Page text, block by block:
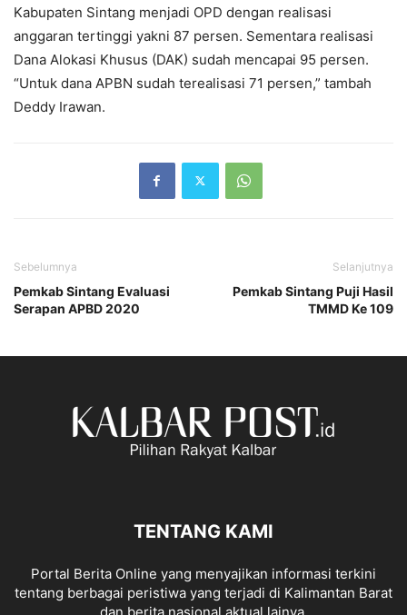
Kabupaten Sintang menjadi OPD dengan realisasi
anggaran tertinggi yakni 87 persen. Sementara realisasi
Dana Alokasi Khusus (DAK) sudah mencapai 95 persen.
“Untuk dana APBN sudah terealisasi 71 persen,” tambah
Deddy Irawan.
Sebelumnya
Pemkab Sintang Evaluasi
Serapan APBD 2020
Selanjutnya
Pemkab Sintang Puji Hasil
TMMD Ke 109
TENTANG KAMI
Portal Berita Online yang menyajikan informasi terkini
tentang berbagai peristiwa yang terjadi di Kalimantan Barat